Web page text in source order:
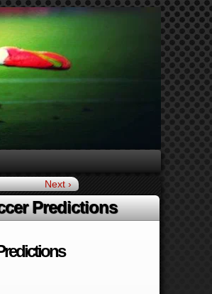
Next ›
Predictions